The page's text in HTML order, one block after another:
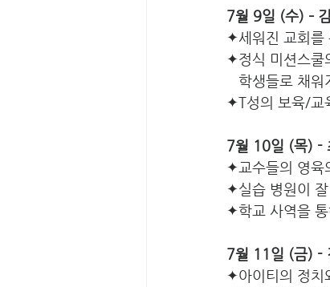
7월 9일 (수) –
✦세워진 교회를
✦정식 미션스쿨
학생들로 채워
✦T성의 보육/교
7월 10일 (목) -
✦교수들의 영육
✦실습 병원이
✦학교 사역을
7월 11일 (금) -
✦아이티의 정치